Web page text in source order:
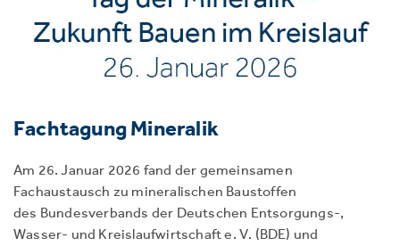
Fachtagung Mineralik
Am 26. Januar 2026 fand der gemeinsamen
Fachaustausch zu mineralischen Baustoffen
des Bundesverbands der Deutschen Entsorgungs-,
Wasser- und Kreislaufwirtschaft e. V. (BDE) und